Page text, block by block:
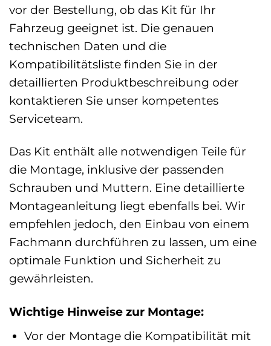
vor der Bestellung, ob das Kit für Ihr
Fahrzeug geeignet ist. Die genauen
technischen Daten und die
Kompatibilitätsliste finden Sie in der
detaillierten Produktbeschreibung oder
kontaktieren Sie unser kompetentes
Serviceteam.
Das Kit enthält alle notwendigen Teile für
die Montage, inklusive der passenden
Schrauben und Muttern. Eine detaillierte
Montageanleitung liegt ebenfalls bei. Wir
empfehlen jedoch, den Einbau von einem
Fachmann durchführen zu lassen, um eine
optimale Funktion und Sicherheit zu
gewährleisten.
Wichtige Hinweise zur Montage:
Vor der Montage die Kompatibilität mit